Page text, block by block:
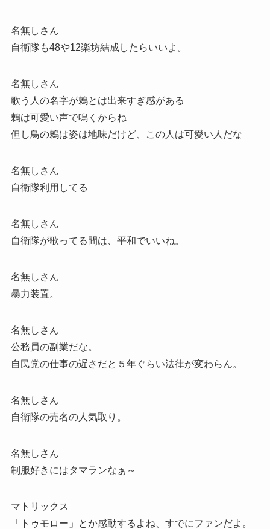
名無しさん
自衛隊も48や12楽坊結成したらいいよ。
名無しさん
歌う人の名字が鶫とは出来すぎ感がある
鶫は可愛い声で鳴くからね
但し鳥の鶫は姿は地味だけど、この人は可愛い人だな
名無しさん
自衛隊利用してる
名無しさん
自衛隊が歌ってる間は、平和でいいね。
名無しさん
暴力装置。
名無しさん
公務員の副業だな。
自民党の仕事の遅さだと５年ぐらい法律が変わらん。
名無しさん
自衛隊の売名の人気取り。
名無しさん
制服好きにはタマランなぁ～
マトリックス
「トゥモロー」とか感動するよね、すでにファンだよ。